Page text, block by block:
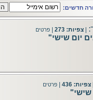
חדשים:
| צפיות: 273 | פרטים
יום שישי"
צפיות: 436 | פרטים
שישי"